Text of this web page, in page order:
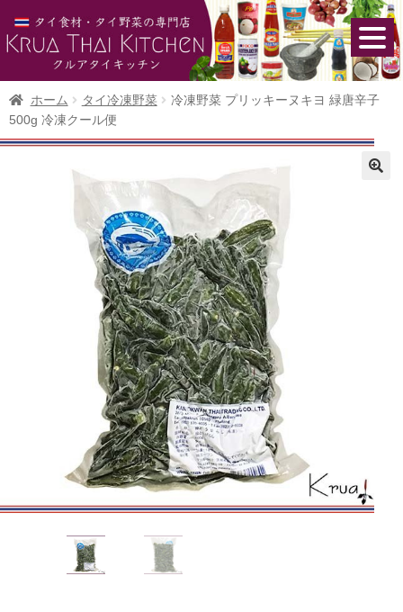
ホーム タイ冷凍野菜
冷凍野菜 プリッキーヌキヨ 緑唐辛子
500g 冷凍クール便